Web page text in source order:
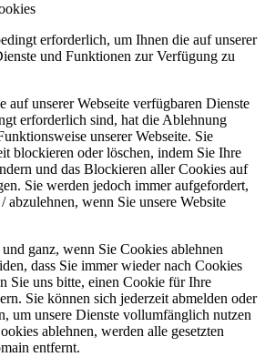
erforderlich, um Ihnen die auf unserer
und Funktionen zur Verfügung zu
auf unserer Webseite verfügbaren Dienste
erforderlich sind, hat die Ablehnung
unserer Webseite. Sie
blockieren oder löschen, indem Sie Ihre
und das Blockieren aller Cookies auf
Sie werden jedoch immer aufgefordert,
abzulehnen, wenn Sie unsere Website
ganz, wenn Sie Cookies ablehnen
dass Sie immer wieder nach Cookies
Sie uns bitte, einen Cookie für Ihre
Sie können sich jederzeit abmelden oder
um unsere Dienste vollumfänglich nutzen
ablehnen, werden alle gesetzten
entfernt.